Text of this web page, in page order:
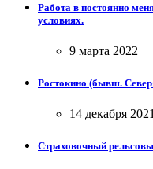
Работа в постоянно
условиях.
9 марта 2022
Ростокино (бывш.
14 декабря 2021
Страховочный